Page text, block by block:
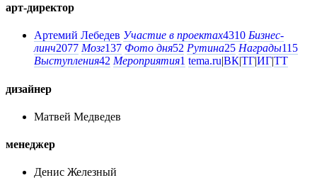
арт-директор
Артемий Лебедев Участие в проектах4310 Бизнес-
линч2077 Мозг137 Фото дня52 Рутина25 Награды115
Выступления42 Мероприятия1 tema.ru|ВК|ТГ|ИГ|ТТ
дизайнер
Матвей Медведев
менеджер
Денис Железный